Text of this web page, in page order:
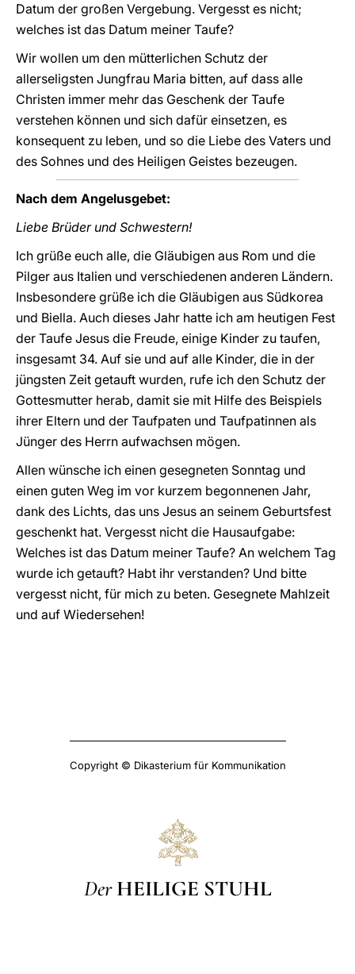
Datum der großen Vergebung. Vergesst es nicht;
welches ist das Datum meiner Taufe?
Wir wollen um den mütterlichen Schutz der
allerseligsten Jungfrau Maria bitten, auf dass alle
Christen immer mehr das Geschenk der Taufe
verstehen können und sich dafür einsetzen, es
konsequent zu leben, und so die Liebe des Vaters und
des Sohnes und des Heiligen Geistes bezeugen.
Nach dem Angelusgebet:
Liebe Brüder und Schwestern!
Ich grüße euch alle, die Gläubigen aus Rom und die
Pilger aus Italien und verschiedenen anderen Ländern.
Insbesondere grüße ich die Gläubigen aus Südkorea
und Biella. Auch dieses Jahr hatte ich am heutigen Fest
der Taufe Jesus die Freude, einige Kinder zu taufen,
insgesamt 34. Auf sie und auf alle Kinder, die in der
jüngsten Zeit getauft wurden, rufe ich den Schutz der
Gottesmutter herab, damit sie mit Hilfe des Beispiels
ihrer Eltern und der Taufpaten und Taufpatinnen als
Jünger des Herrn aufwachsen mögen.
Allen wünsche ich einen gesegneten Sonntag und
einen guten Weg im vor kurzem begonnenen Jahr,
dank des Lichts, das uns Jesus an seinem Geburtsfest
geschenkt hat. Vergesst nicht die Hausaufgabe:
Welches ist das Datum meiner Taufe? An welchem Tag
wurde ich getauft? Habt ihr verstanden? Und bitte
vergesst nicht, für mich zu beten. Gesegnete Mahlzeit
und auf Wiedersehen!
Copyright © Dikasterium für Kommunikation
Der HEILIGE STUHL